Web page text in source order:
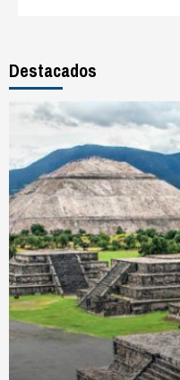
Destacados